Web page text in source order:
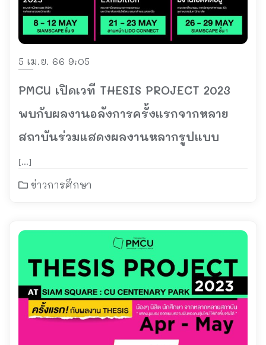
5 เม.ย. 66 9:05
PMCU เปิดเวที THESIS PROJECT 2023
พบกับผลงานอลังการครั้งแรกจากหลาย
สถาบันร่วมแสดงผลงานหลากรูปแบบ
[…]
ข่าวการศึกษา